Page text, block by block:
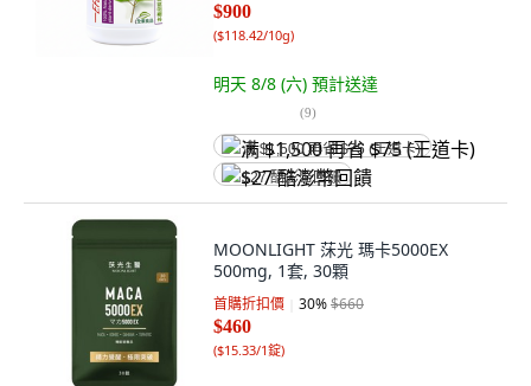
$900
($118.42/10g)
明天 8/8 (六) 預計送達
(9)
满 $1,500 再省 $75 (王道卡)
$27 酷澎幣回饋
MOONLIGHT 莯光 瑪卡5000EX
500mg, 1套, 30顆
首購折扣價 30%$660
$460
($15.33/1錠)